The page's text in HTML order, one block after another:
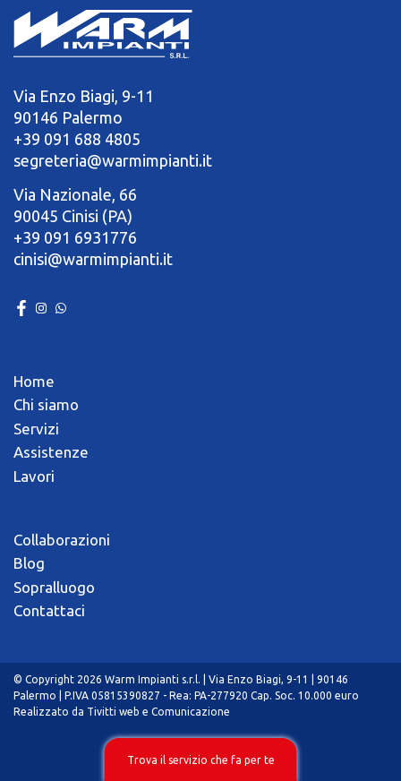
Via Enzo Biagi, 9-11
90146 Palermo
+39 091 688 4805
segreteria@warmimpianti.it
Via Nazionale, 66
90045 Cinisi (PA)
+39 091 6931776
cinisi@warmimpianti.it
Home
Chi siamo
Servizi
Assistenze
Lavori
Collaborazioni
Blog
Sopralluogo
Contattaci
© Copyright 2026 Warm Impianti s.r.l. | Via Enzo Biagi, 9-11 | 90146
Palermo | P.IVA 05815390827 - Rea: PA-277920 Cap. Soc. 10.000 euro
Realizzato da Tivitti web e Comunicazione
Trova il servizio che fa per te